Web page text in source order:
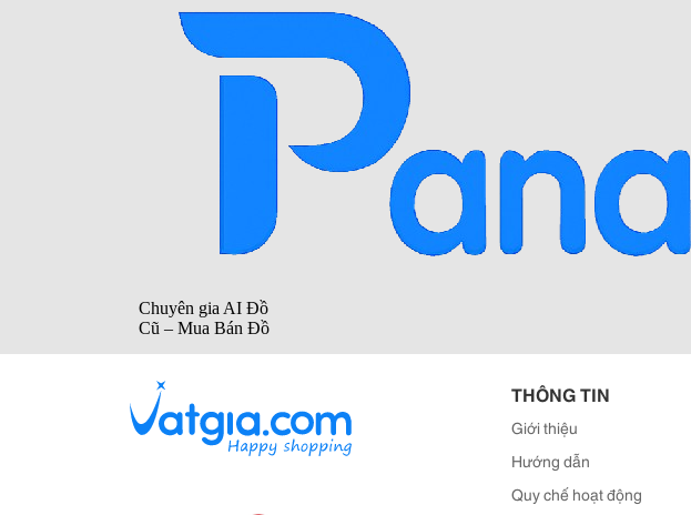
THÔNG TIN
Giới thiệu
Hướng dẫn
Quy chế hoạt động